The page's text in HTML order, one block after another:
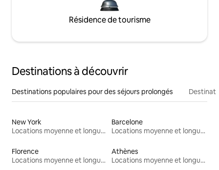
Résidence de tourisme
Destinations à découvrir
Destinations populaires pour des séjours prolongés
New York
Locations moyenne et longue durée
Barcelone
Locations moyenne et longue durée
Florence
Locations moyenne et longue durée
Athènes
Locations moyenne et longue durée